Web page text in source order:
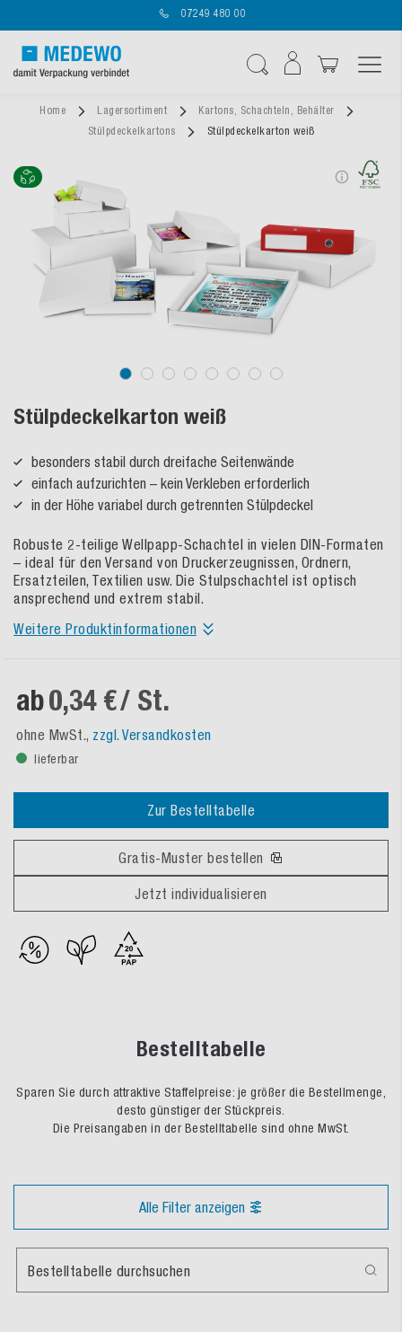
07249 480 00
Home Lagersortiment
Kartons, Schachteln, Behälter
Stülpdeckelkartons
Stülpdeckelkarton weiß
Stülpdeckelkarton weiß
besonders stabil durch dreifache Seitenwände
einfach aufzurichten – kein Verkleben erforderlich
in der Höhe variabel durch getrennten Stülpdeckel
Robuste 2-teilige Wellpapp-Schachtel in vielen DIN-Formaten
– ideal für den Versand von Druckerzeugnissen, Ordnern,
Ersatzteilen, Textilien usw. Die Stulpschachtel ist optisch
ansprechend und extrem stabil.
Weitere Produktinformationen
ab0,34 €/ St.
ohne MwSt., zzgl. Versandkosten
lieferbar
Zur Bestelltabelle
Gratis-Muster bestellen
Jetzt individualisieren
Bestelltabelle
Sparen Sie durch attraktive Staffelpreise: je größer die Bestellmenge,
desto günstiger der Stückpreis.
Die Preisangaben in der Bestelltabelle sind ohne MwSt.
Alle Filter anzeigen
Bestelltabelle durchsuchen